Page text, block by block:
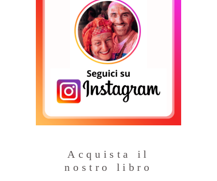
Acquista il
nostro libro